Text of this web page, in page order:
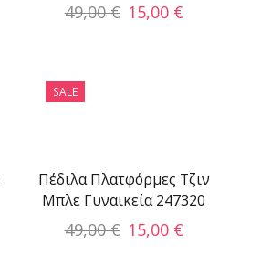
49,00€ 15,00 €
SALE
Πέδιλα Πλατφόρμες Τζιν
Μπλε Γυναικεία 247320
49,00€ 15,00 €